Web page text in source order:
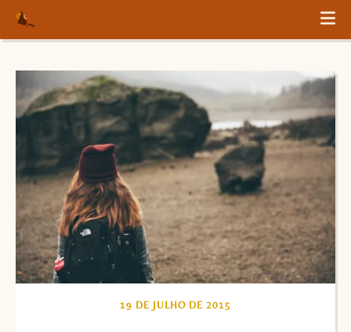
19 DE JULHO DE 2015